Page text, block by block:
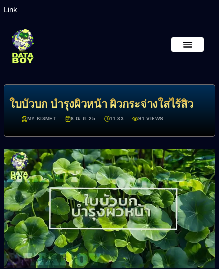
Link
ใบบัวบก บำรุงผิวหน้า ผิวกระจ่างใสไร้สิว
MY KISMET 8 เม.ย. 25 11:33 91 VIEWS